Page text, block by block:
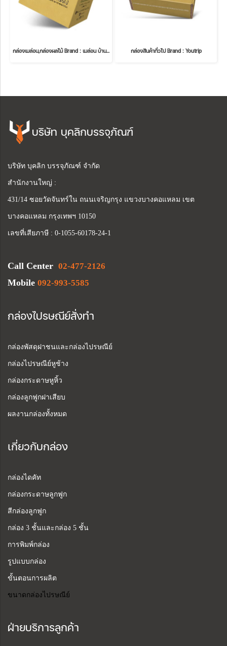
กล่องเมล่อน,กล่องผลไม้ Brand : เมล่อน บ้านในดง กล่องสินค้าทั่วไป Brand : Youtrip
บริษัท บุคลิกบรรจุภัณฑ์
บริษัท บุคลิก บรรจุภัณฑ์ จำกัด
สำนักงานใหญ่ :
431/14 ซอยวัดจันทร์ใน ถนนเจริญกรุง แขวงบางคอแหลม เขต
บางคอแหลม กรุงเทพฯ 10150
เลขที่เสียภาษี : 0-1055-60178-24-1
Call Center 02-477-2126
Mobile 092-993-5585
กล่องไปรษณีย์สั่งทำ
กล่องพัสดุฝาชนและกล่องไปรษณีย์
กล่องไปรษณีย์หูช้าง
กล่องกระดาษหูหิ้ว
กล่องลูกฟูกฝาเสียบ
ผลงานกล่องทั้งหมด
เกี่ยวกับกล่อง
กล่องไดคัท
กล่องกระดาษลูกฟูก
สีกล่องลูกฟูก
กล่อง 3 ชั้นและกล่อง 5 ชั้น
การพิมพ์กล่อง
รูปแบบกล่อง
ขั้นตอนการผลิต
ขนาดกล่องไปรษณีย์
ฝ่ายบริการลูกค้า